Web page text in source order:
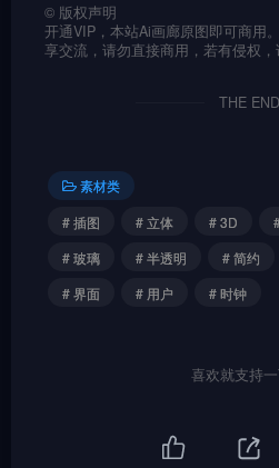
© 版权声明
开通VIP，本站Ai画廊原图即可商用
享交流，请勿直接商用，若有侵权，
THE END
素材类
# 插图
# 立体 # 3D
# 玻璃
# 半透明 # 简约
# 界面
# 用户 # 时钟
喜欢就支持